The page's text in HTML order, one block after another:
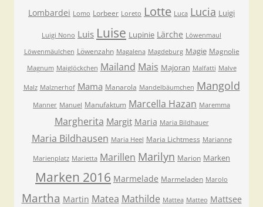
Lombardei Lomo Lorbeer Loreto Lotte Luca Lucia Luigi
Luigi Nono Luis Luise Lupinie Lärche Löwenmaul
Löwenmäulchen Löwenzahn Magalena Magdeburg Magie Magnolie
Magnum Maiglöckchen Mailand Mais Majoran Malfatti Malve
Malz Malznerhof Mama Manarola Mandelbäumchen Mangold
Manner Manuel Manufaktum Marcella Hazan Maremma
Margherita Margit Maria Maria Bildhauer
Maria Bildhausen Maria Heel Maria Lichtmess Marianne
Marienplatz Marietta Marillen Marilyn Marion Marken
Marken 2016 Marmelade Marmeladen Marolo
Martha Martin Matea Mathilde Mattea Matteo Mattsee